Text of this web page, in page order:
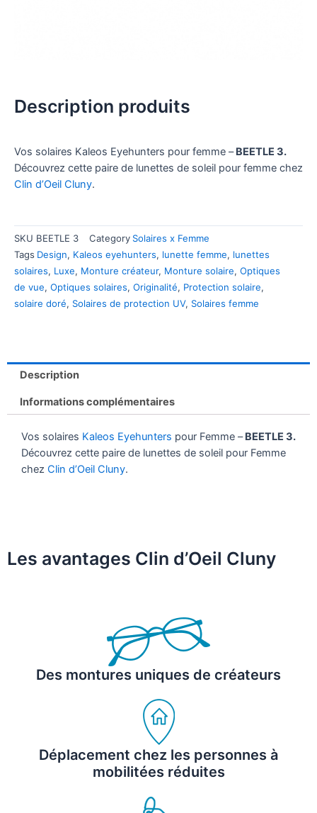
Description produits
Vos solaires Kaleos Eyehunters pour femme –BEETLE 3.
Découvrez cette paire de lunettes de soleil pour femme chez
Clin d’Oeil Cluny.
SKU BEETLE 3 Category Solaires x Femme
Tags Design, Kaleos eyehunters, lunette femme, lunettes
solaires, Luxe, Monture créateur, Monture solaire, Optiques
de vue, Optiques solaires, Originalité, Protection solaire,
solaire doré, Solaires de protection UV, Solaires femme
Description
Informations complémentaires
Vos solaires Kaleos Eyehunters pour Femme –BEETLE 3.
Découvrez cette paire de lunettes de soleil pour Femme
chez Clin d’Oeil Cluny.
Les avantages Clin d’Oeil Cluny
Des montures uniques de créateurs
Déplacement chez les personnes à
mobilitées réduites